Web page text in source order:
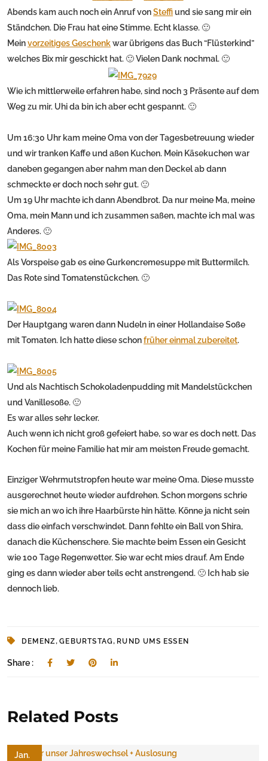
Abends kam auch noch ein Anruf vonSteffiund sie sang mir ein
Ständchen. Die Frau hat eine Stimme. Echt klasse. 🙂
Meinvorzeitiges Geschenkwar übrigens das Buch “Flüsterkind”
welches Bix mir geschickt hat. 🙂 Vielen Dank nochmal. 🙂
Wie ich mittlerweile erfahren habe, sind noch 3 Präsente auf dem
Weg zu mir. Uhi da bin ich aber echt gespannt. 🙂
Um 16:30 Uhr kam meine Oma von der Tagesbetreuung wieder
und wir tranken Kaffe und aßen Kuchen. Mein Käsekuchen war
daneben gegangen aber nahm man den Deckel ab dann
schmeckte er doch noch sehr gut. 🙂
Um 19 Uhr machte ich dann Abendbrot. Da nur meine Ma, meine
Oma, mein Mann und ich zusammen saßen, machte ich mal was
Anderes. 🙂
Als Vorspeise gab es eine Gurkencremesuppe mit Buttermilch.
Das Rote sind Tomatenstückchen. 🙂
Der Hauptgang waren dann Nudeln in einer Hollandaise Soße
mit Tomaten. Ich hatte diese schonfrüher einmal zubereitet.
Und als Nachtisch Schokoladenpudding mit Mandelstückchen
und Vanillesoße. 🙂
Es war alles sehr lecker.
Auch wenn ich nicht groß gefeiert habe, so war es doch nett. Das
Kochen für meine Familie hat mir am meisten Freude gemacht.
Einziger Wehrmutstropfen heute war meine Oma. Diese musste
ausgerechnet heute wieder aufdrehen. Schon morgens schrie
sie mich an wo ich ihre Haarbürste hin hätte. Könne ja nicht sein
dass die einfach verschwindet. Dann fehlte ein Ball von Shira,
danach die Küchenschere. Sie machte beim Essen ein Gesicht
wie 100 Tage Regenwetter. Sie war echt mies drauf. Am Ende
ging es dann wieder aber teils echt anstrengend. 🙁 Ich hab sie
dennoch lieb.
DEMENZ,GEBURTSTAG, RUND UMS ESSEN
Share :
Related Posts
Jan.